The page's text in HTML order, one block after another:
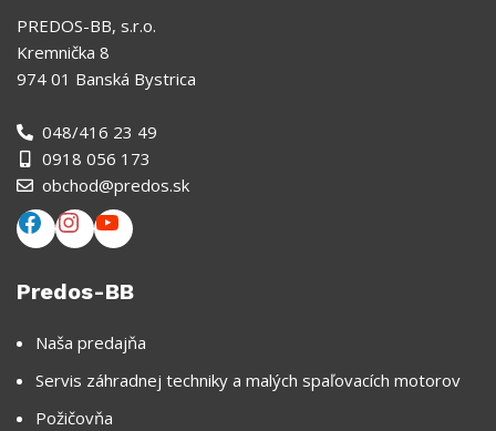
PREDOS-BB, s.r.o.
Kremnička 8
974 01 Banská Bystrica
048/416 23 49
0918 056 173
obchod@predos.sk
Predos-BB
Naša predajňa
Servis záhradnej techniky a malých spaľovacích motorov
Požičovňa